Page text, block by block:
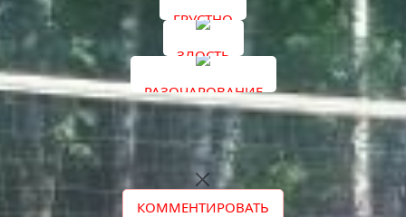
ГРУСТНО
ЗЛОСТЬ
РАЗОЧАРОВАНИЕ
КОММЕНТИРОВАТЬ